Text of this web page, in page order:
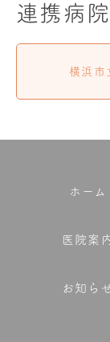
連携病院
横浜市
ホーム
医院案
お知ら